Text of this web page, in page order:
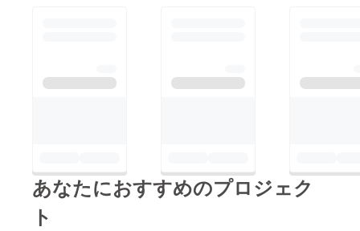
あなたにおすすめのプロジェク
ト